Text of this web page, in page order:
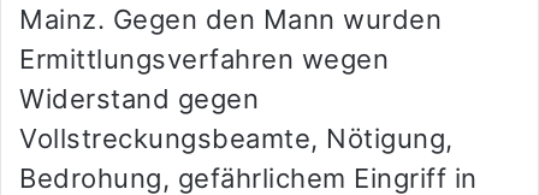
Mainz. Gegen den Mann wurden
Ermittlungsverfahren wegen
Widerstand gegen
Vollstreckungsbeamte, Nötigung,
Bedrohung, gefährlichem Eingriff in